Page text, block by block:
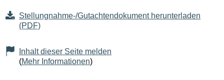
Stellungnahme-/Gutachtendokument herunterladen
(PDF)
Inhalt dieser Seite melden
(Mehr Informationen)